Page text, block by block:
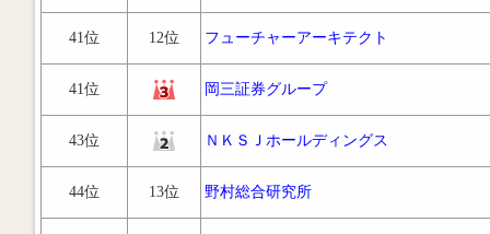
41位 12位 フューチャーアーキテクト
41位 岡三証券グループ
43位 ＮＫＳＪホールディングス
44位 13位 野村総合研究所